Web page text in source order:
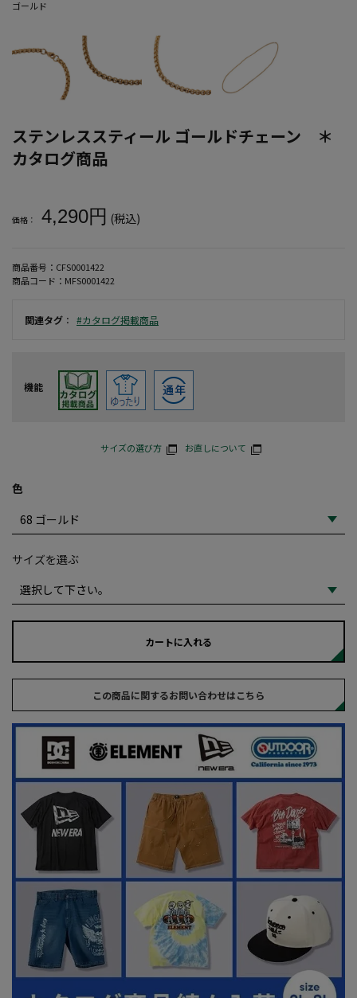
ゴールド
ステンレススティール ゴールドチェーン ＊
カタログ商品
価格： 4,290円 (税込)
商品番号： CFS0001422
商品コード： MFS0001422
関連タグ ： #カタログ掲載商品
機能
サイズの選び方 お直しについて
色
サイズを選ぶ
カートに入れる
この商品に関するお問い合わせはこちら